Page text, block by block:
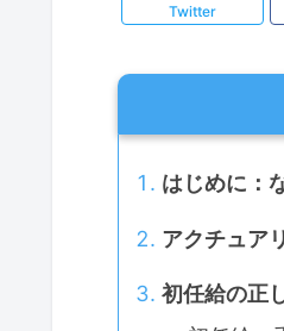
Twitter
はじめに：
アクチュア
初任給の正